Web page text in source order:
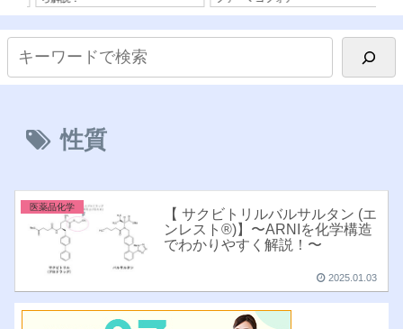
性質
医薬品化学
【 サクビトリルバルサルタン (エ
ンレスト®︎)】〜ARNIを化学構造
でわかりやすく解説！〜
2025.01.03